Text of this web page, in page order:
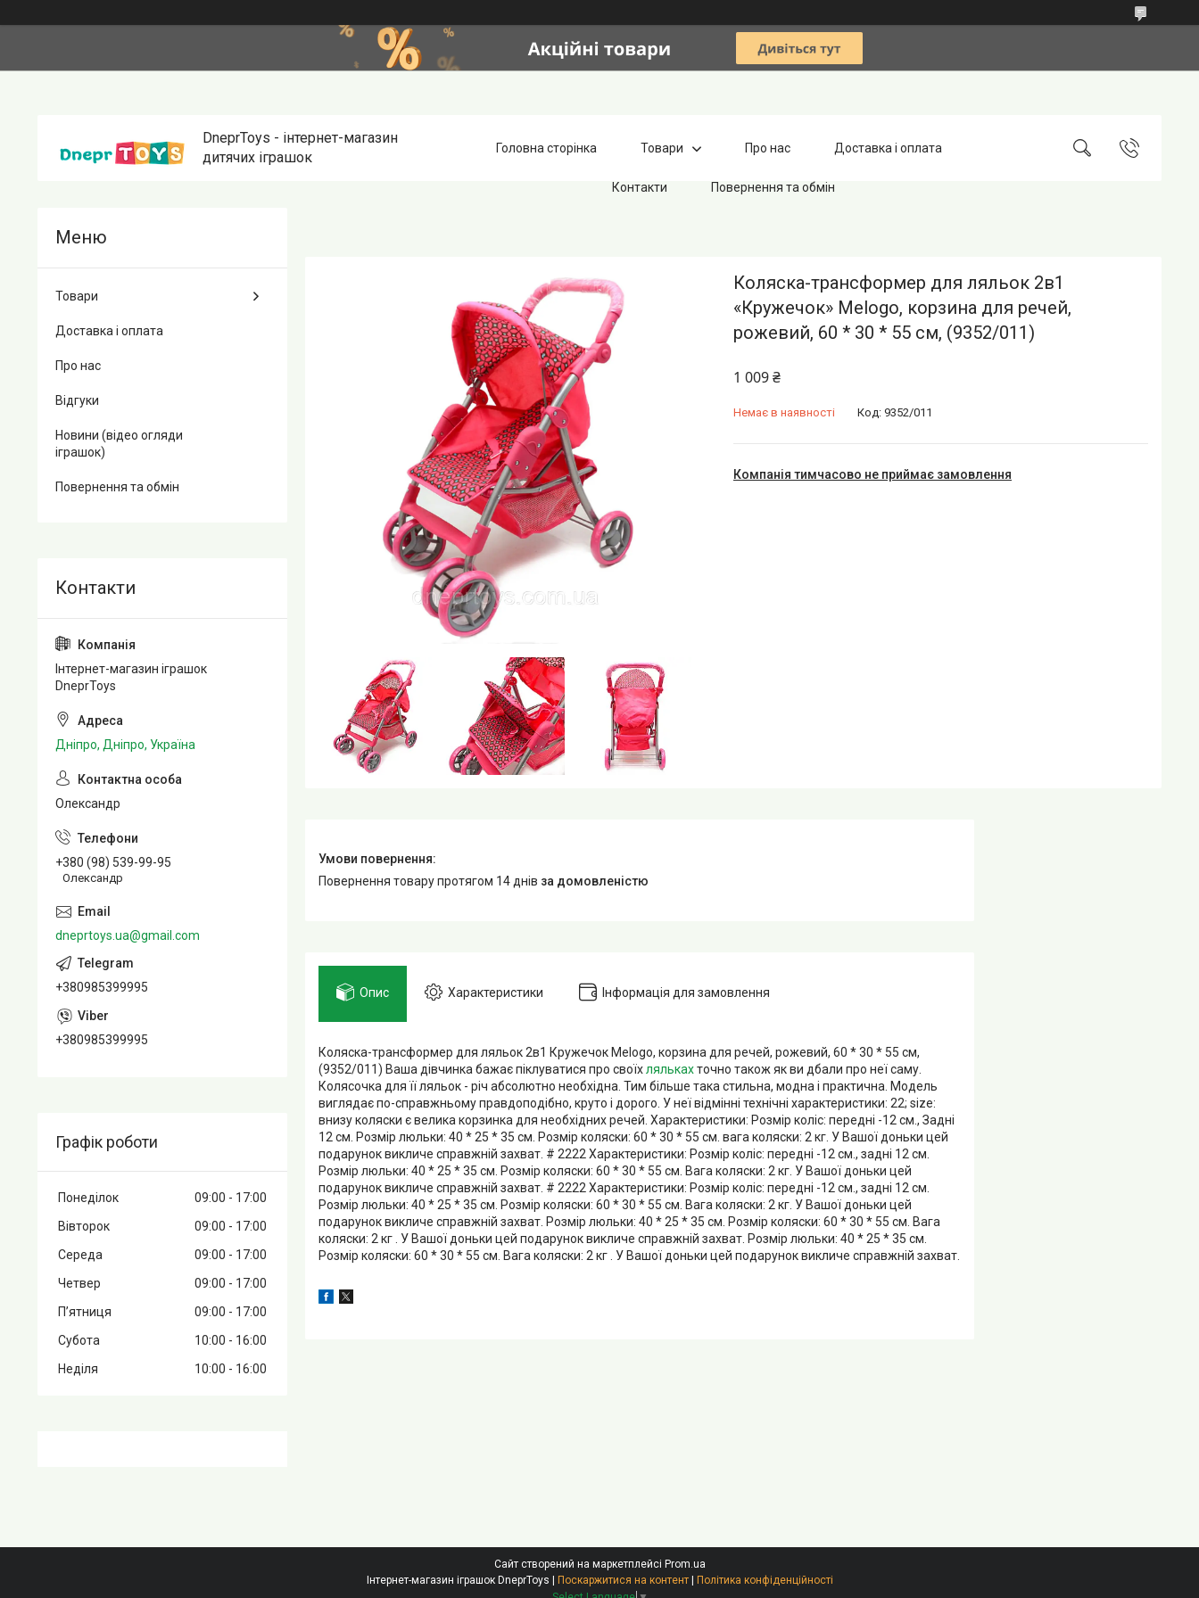
DneprToys - інтернет-магазин
дитячих іграшок
Головна сторінка Товари Про нас Доставка і оплата
Контакти Повернення та обмін
Коляска-трансформер для ляльок 2в1
«Кружечок» Melogo, корзина для речей,
рожевий, 60 * 30 * 55 см, (9352/011)
1 009 ₴
Немає в наявності Код: 9352/011
Компанія тимчасово не приймає замовлення
повернення товару протягом 14 днів за домовленістю
Опис Характеристики Інформація для замовлення
Коляска-трансформер для ляльок 2в1 Кружечок Melogo, корзина для речей, рожевий, 60 * 30 * 55 см,
(9352/011) Ваша дівчинка бажає піклуватися про своїхлялькахточно також як ви дбали про неї саму.
Колясочка для її ляльок - річ абсолютно необхідна. Тим більше така стильна, модна і практична. Модель
виглядає по-справжньому правдоподібно, круто і дорого. У неї відмінні технічні характеристики: 22; size:
внизу коляски є велика корзинка для необхідних речей. Характеристики: Розмір коліс: передні -12 см., Задні
12 см. Розмір люльки: 40 * 25 * 35 см. Розмір коляски: 60 * 30 * 55 см. вага коляски: 2 кг. У Вашої доньки цей
подарунок викличе справжній захват. # 2222 Характеристики: Розмір коліс: передні -12 см., задні 12 см.
Розмір люльки: 40 * 25 * 35 см. Розмір коляски: 60 * 30 * 55 см. Вага коляски: 2 кг. У Вашої доньки цей
подарунок викличе справжній захват. # 2222 Характеристики: Розмір коліс: передні -12 см., задні 12 см.
Розмір люльки: 40 * 25 * 35 см. Розмір коляски: 60 * 30 * 55 см. Вага коляски: 2 кг. У Вашої доньки цей
подарунок викличе справжній захват. Розмір люльки: 40 * 25 * 35 см. Розмір коляски: 60 * 30 * 55 см. Вага
коляски: 2 кг . У Вашої доньки цей подарунок викличе справжній захват. Розмір люльки: 40 * 25 * 35 см.
Розмір коляски: 60 * 30 * 55 см. Вага коляски: 2 кг . У Вашої доньки цей подарунок викличе справжній захват.
Товари
Доставка і оплата
Про нас
Відгуки
Новини (відео огляди
іграшок)
Повернення та обмін
Інтернет-магазин іграшок
DneprToys
Дніпро, Дніпро, Україна
Олександр
+380 (98) 539-99-95
Олександр
dneprtoys.ua@gmail.com
+380985399995
+380985399995
Графік роботи
Понеділок 09:00
17:00
Вівторок
09:00
17:00
Середа
09:00
17:00
Четвер
09:00
17:00
Пʼятниця
09:00
17:00
Субота
10:00
16:00
Неділя
10:00 16:00
Сайт створений на маркетплейсі Prom.ua
Інтернет-магазин іграшок DneprToys | Поскаржитися на контент | Політика конфіденційності